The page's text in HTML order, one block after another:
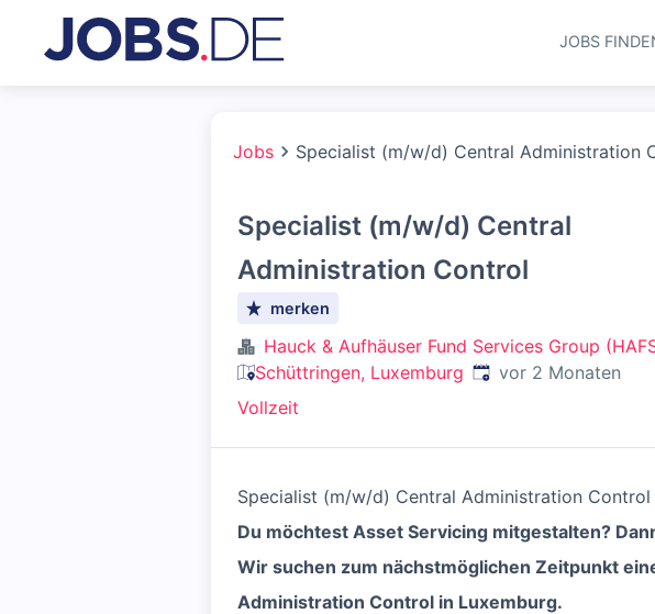
JOBS
Jobs Specialist (m/w/d) Central Administration
Specialist (m/w/d) Central
Administration Control
merken
Hauck & Aufhäuser Fund Services Group
Schüttringen, Luxemburg Veröffentlicht:
vor 2 Monaten
Vollzeit
Specialist (m/w/d) Central Administration Control
Du möchtest Asset Servicing mitgestalten?
Wir suchen zum nächstmöglichen Zeitpunkt
Administration Control in Luxemburg.